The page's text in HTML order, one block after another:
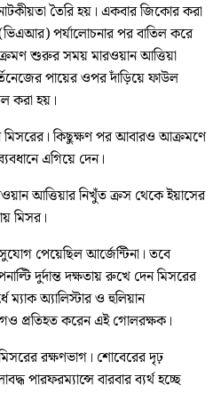
তৈরি হয়। একবার জিকোর করা
(ভিএআর) পর্যালোচনার পর বাতিল করে
শুরুর সময় মারওয়ান আত্তিয়া
পায়ের ওপর দাঁড়িয়ে ফাউল
করা হয়।
মিসরের। কিছুক্ষণ পর আবারও আক্রমণে
এগিয়ে দেন।
আত্তিয়ার নিখুঁত ক্রস থেকে ইয়াসের
মিসর।
পেয়েছিল আর্জেন্টিনা। তবে
দুর্দান্ত দক্ষতায় রুখে দেন মিসরের
ম্যাক অ্যালিস্টার ও হুলিয়ান
প্রতিহত করেন এই গোলরক্ষক।
রক্ষণভাগ। শোবেরের দৃঢ়
পারফরম্যান্সে বারবার ব্যর্থ হচ্ছে